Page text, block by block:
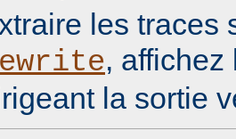
les traces
,
la sortie